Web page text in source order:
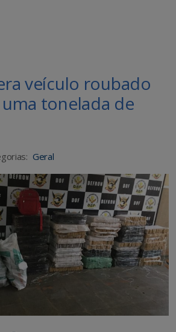
veículo roubado
tonelada de
Geral